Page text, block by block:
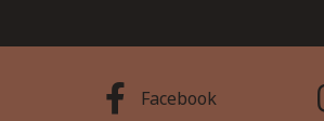
Facebook